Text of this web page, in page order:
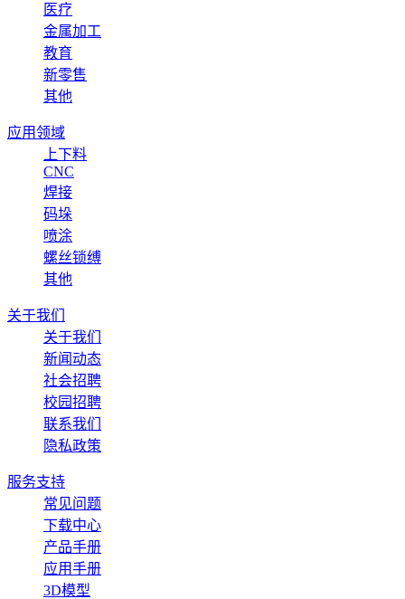
医疗
金属加工
教育
新零售
其他
应用领域
上下料
CNC
焊接
码垛
喷涂
螺丝锁缚
其他
关于我们
关于我们
新闻动态
社会招聘
校园招聘
联系我们
隐私政策
服务支持
常见问题
下载中心
产品手册
应用手册
3D模型